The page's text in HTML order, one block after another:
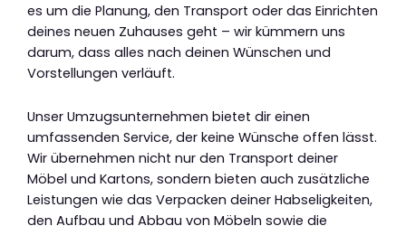
es um die Planung, den Transport oder das Einrichten
deines neuen Zuhauses geht – wir kümmern uns
darum, dass alles nach deinen Wünschen und
Vorstellungen verläuft.
Unser Umzugsunternehmen bietet dir einen
umfassenden Service, der keine Wünsche offen lässt.
Wir übernehmen nicht nur den Transport deiner
Möbel und Kartons, sondern bieten auch zusätzliche
Leistungen wie das Verpacken deiner Habseligkeiten,
den Aufbau und Abbau von Möbeln sowie die